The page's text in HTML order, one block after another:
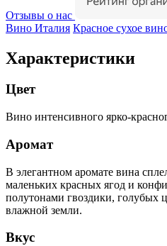
Отзывы о нас
Вино Италия Красное сухое
Характеристики
Цвет
Вино интенсивного ярко-
Аромат
В элегантном аромате вина
маленьких красных ягод и
полутонами гвоздики, голубых
влажной земли.
Вкус